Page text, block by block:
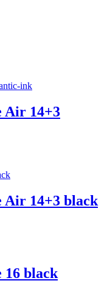
Air 14+3
Air 14+3 black
16 black